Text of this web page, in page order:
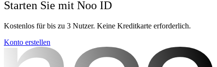
Starten Sie mit Noo ID
Kostenlos für bis zu 3 Nutzer. Keine Kreditkarte erforderlich.
Konto erstellen